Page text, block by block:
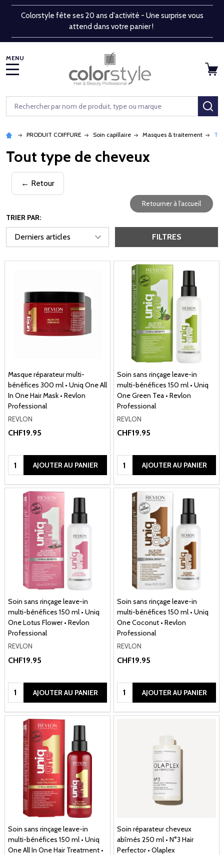
Colorstyle fête ses 20 ans d'activité - Une surprise vous
attend dans votre panier !
Rechercher
PRODUIT COIFFURE Soin capillaire Masques & traitement
Tout type de cheveux
← Retour
Retourner à l'accueil
TRIER PAR:
FILTRES
Masque réparateur multi-
bénéfices 300 ml • Uniq One All
In One Hair Mask • Revlon
Professional
REVLON
CHF19.95
Quantité:AJOUTER AU PANIER
Soin sans rinçage leave-in
multi-bénéfices 150 ml • Uniq
One Green Tea • Revlon
Professional
REVLON
CHF19.95
Quantité:AJOUTER AU PANIER
Soin sans rinçage leave-in
multi-bénéfices 150 ml • Uniq
One Lotus Flower • Revlon
Professional
REVLON
CHF19.95
Quantité:AJOUTER AU PANIER
Soin sans rinçage leave-in
multi-bénéfices 150 ml • Uniq
One Coconut • Revlon
Professional
REVLON
CHF19.95
Quantité:AJOUTER AU PANIER
Soin sans rinçage leave-in
multi-bénéfices 150 ml • Uniq
One All In One Hair Treatment •
Soin réparateur cheveux
abîmés 250 ml • N°3 Hair
Perfector • Olaplex